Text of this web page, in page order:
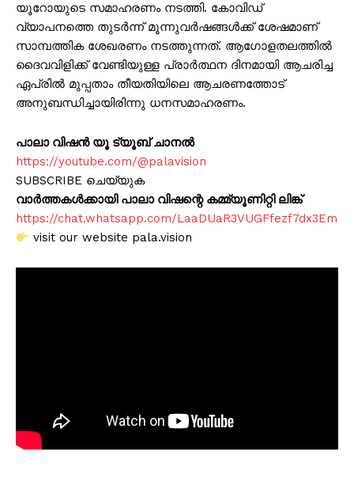
യൂറോയുടെ സമാഹരണം നടത്തി. കോവിഡ്
വ്യാപനത്തെ തുടർന്ന് മൂന്നുവർഷങ്ങൾക്ക് ശേഷമാണ്
സാമ്പത്തിക ശേഖരണം നടത്തുന്നത്. ആഗോളതലത്തിൽ
ദൈവവിളിക്ക് വേണ്ടിയുള്ള പ്രാർത്ഥന ദിനമായി ആചരിച്ച
ഏപ്രിൽ മുപ്പതാം തീയതിയിലെ ആചരണത്തോട്
അനുബന്ധിച്ചായിരിന്നു ധനസമാഹരണം.
പാലാ വിഷൻ യൂ ട്യൂബ് ചാനൽ
https://youtube.com/@palavision
SUBSCRIBE ചെയ്യുക
വാർത്തകൾക്കായി പാലാ വിഷന്റെ കമ്മ്യൂണിറ്റി ലിങ്ക്
https://chat.whatsapp.com/LaaDUaR3VUGFfezf7dx3Em
visit our website pala.vision